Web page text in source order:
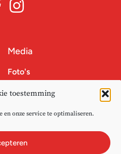
toestemming
en onze service te optimaliseren.
Media
Foto's